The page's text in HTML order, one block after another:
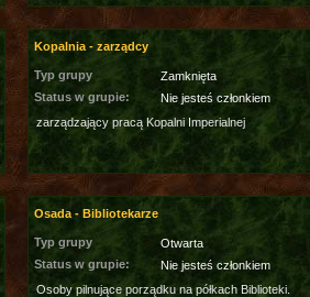
Kopalnia - zarządcy
Typ grupy
Zamknięta
Status w grupie:
Nie jesteś członkiem
zarządzający pracą Kopalni Imperialnej
Osada - Bibliotekarze
Typ grupy
Otwarta
Status w grupie:
Nie jesteś członkiem
Osoby pilnujące porządku na półkach Biblioteki.